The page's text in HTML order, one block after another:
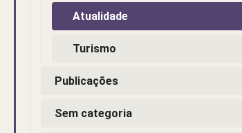
Atualidade
Turismo
Publicações
Sem categoria